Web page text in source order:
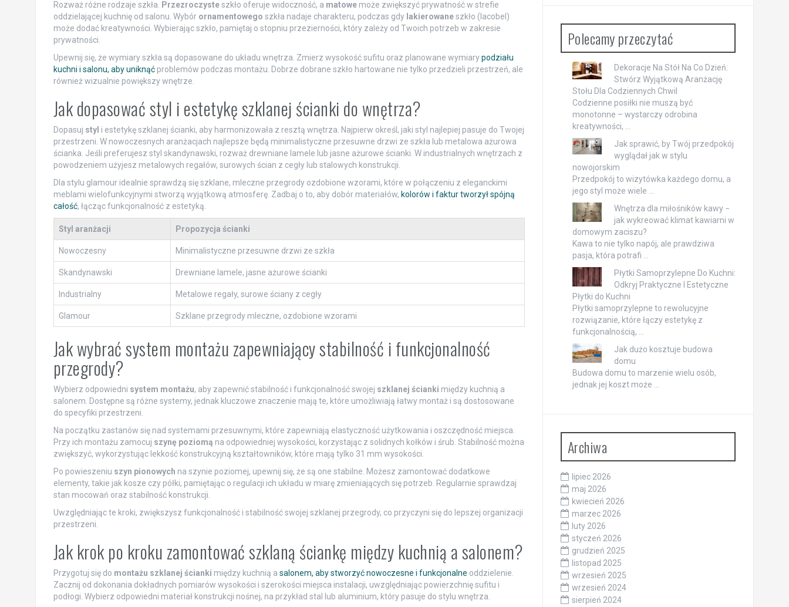
Rozważ różne rodzaje szkła. Przezroczysteszkło oferuje widoczność, a matowemoże zwiększyć prywatność w strefie
oddzielającej kuchnię od salonu. Wybór ornamentowego szkła nadaje charakteru, podczas gdy lakierowaneszkło (lacobel)
może dodać kreatywności. Wybierając szkło, pamiętaj o stopniu przezierności, który zależy od Twoich potrzeb w zakresie
prywatności.
Upewnij się, że wymiary szkła są dopasowane do układu wnętrza. Zmierz wysokość sufitu oraz planowane wymiarypodziału
kuchni i salonu, aby uniknąćproblemów podczas montażu. Dobrze dobrane szkło hartowane nie tylko przedzieli przestrzeń, ale
również wizualnie powiększy wnętrze.
Jak dopasować styl i estetykę szklanej ścianki do wnętrza?
Dopasuj styl i estetykę szklanej ścianki, aby harmonizowała z resztą wnętrza. Najpierw określ, jaki styl najlepiej pasuje do Twojej
przestrzeni. W nowoczesnych aranżacjach najlepsze będą minimalistyczne przesuwne drzwi ze szkła lub metalowa ażurowa
ścianka. Jeśli preferujesz styl skandynawski, rozważ drewniane lamele lub jasne ażurowe ścianki. W industrialnych wnętrzach z
powodzeniem użyjesz metalowych regałów, surowych ścian z cegły lub stalowych konstrukcji.
Dla stylu glamour idealnie sprawdzą się szklane, mleczne przegrody ozdobione wzorami, które w połączeniu z eleganckimi
meblami wielofunkcyjnymi stworzą wyjątkową atmosferę. Zadbaj o to, aby dobór materiałów, kolorów i faktur tworzył spójną
całość, łącząc funkcjonalność z estetyką.
Styl aranżacji Propozycja ścianki
Nowoczesny Minimalistyczne przesuwne drzwi ze szkła
Skandynawski Drewniane lamele, jasne ażurowe ścianki
Industrialny Metalowe regały, surowe ściany z cegły
Glamour Szklane przegrody mleczne, ozdobione wzorami
Jak wybrać system montażu zapewniający stabilność i funkcjonalność
przegrody?
Wybierz odpowiedni system montażu, aby zapewnić stabilność i funkcjonalność swojej szklanej ścianki między kuchnią a
salonem. Dostępne są różne systemy, jednak kluczowe znaczenie mają te, które umożliwiają łatwy montaż i są dostosowane
do specyfiki przestrzeni.
Na początku zastanów się nad systemami przesuwnymi, które zapewniają elastyczność użytkowania i oszczędność miejsca.
Przy ich montażu zamocuj szynę poziomą na odpowiedniej wysokości, korzystając z solidnych kołków i śrub. Stabilność można
zwiększyć, wykorzystując lekkość konstrukcyjną kształtowników, które mają tylko 31 mm wysokości.
Po powieszeniu szyn pionowych na szynie poziomej, upewnij się, że są one stabilne. Możesz zamontować dodatkowe
elementy, takie jak kosze czy półki, pamiętając o regulacji ich układu w miarę zmieniających się potrzeb. Regularnie sprawdzaj
stan mocowań oraz stabilność konstrukcji.
Uwzględniając te kroki, zwiększysz funkcjonalność i stabilność swojej szklanej przegrody, co przyczyni się do lepszej organizacji
przestrzeni.
Jak krok po kroku zamontować szklaną ściankę między kuchnią a salonem?
Przygotuj się do montażu szklanej ścianki między kuchnią a salonem, aby stworzyć nowoczesne i funkcjonalne oddzielenie.
Zacznij od dokonania dokładnych pomiarów wysokości i szerokości miejsca instalacji, uwzględniając powierzchnię sufitu i
podłogi. Wybierz odpowiedni materiał konstrukcji nośnej, na przykład stal lub aluminium, który pasuje do stylu wnętrza.
Polecamy przeczytać
Dekoracje Na Stół Na Co Dzień:
Stwórz Wyjątkową Aranżację
Stołu Dla Codziennych Chwil
Codzienne posiłki nie muszą być
monotonne – wystarczy odrobina
kreatywności, …
Jak sprawić, by Twój przedpokój
wyglądał jak w stylu
nowojorskim
Przedpokój to wizytówka każdego domu, a
jego styl może wiele …
Wnętrza dla miłośników kawy −
jak wykreować klimat kawiarni w
domowym zaciszu?
Kawa to nie tylko napój, ale prawdziwa
pasja, która potrafi …
Płytki Samoprzylepne Do Kuchni:
Odkryj Praktyczne I Estetyczne
Płytki do Kuchni
Płytki samoprzylepne to rewolucyjne
rozwiązanie, które łączy estetykę z
funkcjonalnością, …
Jak dużo kosztuje budowa
domu
Budowa domu to marzenie wielu osób,
jednak jej koszt może …
Archiwa
lipiec 2026
maj 2026
kwiecień 2026
marzec 2026
luty 2026
styczeń 2026
grudzień 2025
listopad 2025
wrzesień 2025
wrzesień 2024
sierpień 2024